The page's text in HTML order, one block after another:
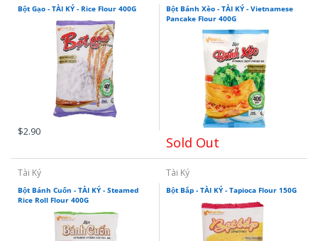
Bột Gạo - TÀI KÝ - Rice Flour 400G
$2.90
Bột Bánh Xèo - TÀI KÝ - Vietnamese
Pancake Flour 400G
Sold Out
Tài Ký
Bột Bánh Cuốn - TÀI KÝ - Steamed
Rice Roll Flour 400G
Tài Ký
Bột Bắp - TÀI KÝ - Tapioca Flour 150G